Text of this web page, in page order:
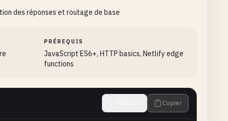
des réponses et routage de base
PRÉREQUIS
JavaScript ES6+, HTTP basics, Netlify edge
functions
Copier